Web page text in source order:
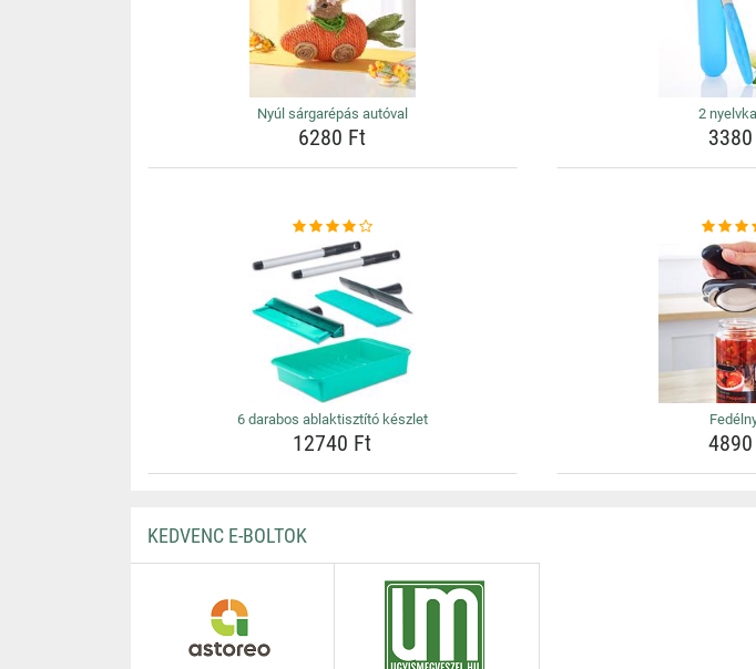
Nyúl sárgarépás autóval
6280 Ft
2
6 darabos ablaktisztító készlet
12740 Ft
KEDVENC E-BOLTOK